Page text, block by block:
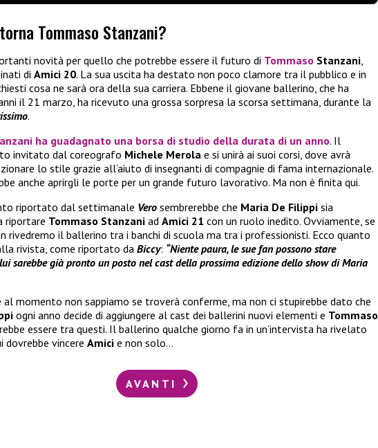
Tommaso Stanzani?
novità per quello che potrebbe essere il futuro di Tommaso Stanzani,
di Amici 20. La sua uscita ha destato non poco clamore tra il pubblico e in
cosa ne sarà ora della sua carriera. Ebbene il giovane ballerino, che ha
il 21 marzo, ha ricevuto una grossa sorpresa la scorsa settimana, durante la
.
ha guadagnato una borsa di studio della durata di un anno. Il
invitato dal coreografo Michele Merola e si unirà ai suoi corsi, dove avrà
lo stile grazie all’aiuto di insegnanti di compagnie di fama internazionale.
anche aprirgli le porte per un grande futuro lavorativo. Ma non è finita qui.
riportato dal settimanale Vero sembrerebbe che Maria De Filippi sia
riportare Tommaso Stanzani ad Amici 21 con un ruolo inedito. Ovviamente, se
rivedremo il ballerino tra i banchi di scuola ma tra i professionisti. Ecco quanto
rivista, come riportato daBiccy: “Niente paura, le sue fan possono stare
sarebbe già pronto un posto nel cast della prossima edizione dello show di Maria
al momento non sappiamo se troverà conferme, ma non ci stupirebbe dato che
ogni anno decide di aggiungere al cast dei ballerini nuovi elementi e Tommaso
essere tra questi. Il ballerino qualche giorno fa in un’intervista ha rivelato
dovrebbe vincere Amici e non solo…
AVANTI